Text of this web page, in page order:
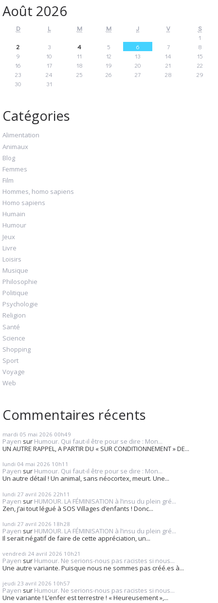
Août 2026
D L M M J V
S
1
2
3 4 5 6 7
8
9
10 11 12 13 14
15
16
17 18 19 20 21
22
23
24 25 26 27 28
29
30
31
Catégories
Alimentation
Animaux
Blog
Femmes
Film
Hommes, homo sapiens
Homo sapiens
Humain
Humour
Jeux
Livre
Loisirs
Musique
Philosophie
Politique
Psychologie
Religion
Santé
Science
Shopping
Sport
Voyage
Web
Commentaires récents
mardi 05 mai 2026 00h49
Payen sur Humour. Qui faut-il être pour se dire : Mon...
UN AUTRE RAPPEL, A PARTIR DU « SUR CONDITIONNEMENT » DE...
lundi 04 mai 2026 10h11
Payen sur Humour. Qui faut-il être pour se dire : Mon...
Un autre détail ! Un animal, sans néocortex, meurt. Une...
lundi 27 avril 2026 22h11
Payen sur HUMOUR. LA FÉMINISATION à l’insu du plein gré...
Zen, j’ai tout légué à SOS Villages d’enfants ! Donc...
lundi 27 avril 2026 18h28
Payen sur HUMOUR. LA FÉMINISATION à l’insu du plein gré...
Il serait négatif de faire de cette appréciation, un...
vendredi 24 avril 2026 10h21
Payen sur Humour. Ne serions-nous pas racistes si nous...
Une autre variante. Puisque nous ne sommes pas créé.es à...
jeudi 23 avril 2026 10h57
Payen sur Humour. Ne serions-nous pas racistes si nous...
Une variante ! L’enfer est terrestre ! « Heureusement »,...